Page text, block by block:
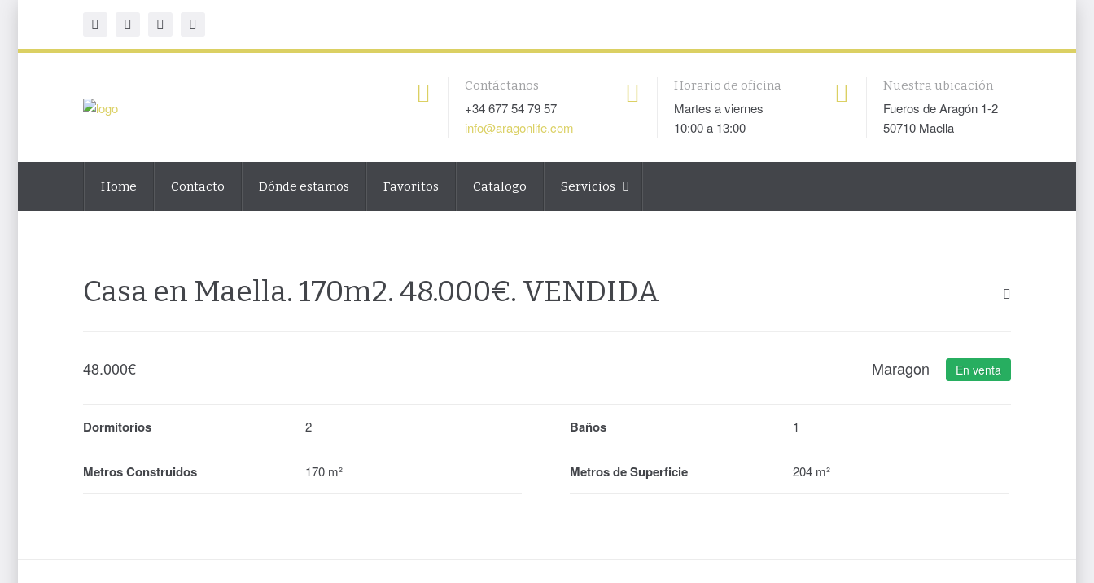
Contáctanos
+34 677 54 79 57
info@aragonlife.com
Horario de oficina
Martes a viernes
10:00 a 13:00
Nuestra ubicación
Fueros de Aragón 1-2
50710 Maella
Home Contacto Dónde estamos Favoritos Catalogo Servicios
Casa en Maella. 170m2. 48.000€. VENDIDA
48.000€ Maragon En venta
Dormitorios 2 Baños 1
Metros Construidos 170 m² Metros de Superficie 204 m²